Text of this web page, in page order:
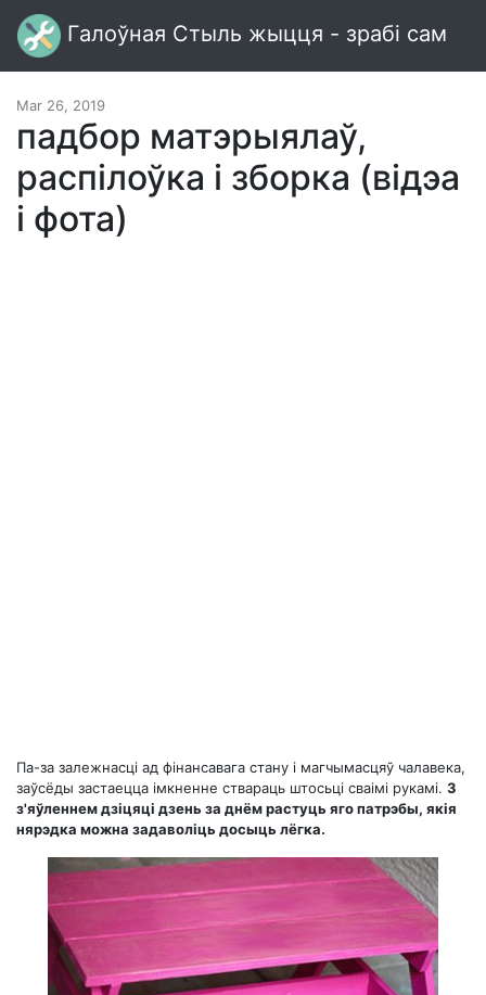
Галоўная Стыль жыцця - зрабі сам
Mar 26, 2019
падбор матэрыялаў,
распілоўка і зборка (відэа
і фота)
Па-за залежнасці ад фінансавага стану і магчымасцяў чалавека,
заўсёды застаецца імкненне ствараць штосьці сваімі рукамі. З
з'яўленнем дзіцяці дзень за днём растуць яго патрэбы, якія
нярэдка можна задаволіць досыць лёгка.